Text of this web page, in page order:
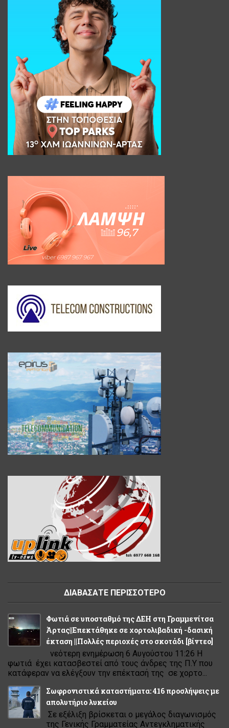
ΔΙΑΒΑΣΑΤΕ ΠΕΡΙΣΣΟΤΕΡΟ
Φωτιά σε υποσταθμό της ΔΕΗ στη Γραμμενίτσα
Άρτας||Επεκτάθηκε σε χορτολιβαδική -δασική
έκταση ||Πολλές περιοχές στο σκοτάδι [βίντεο]
νεότερη ενημέρωση 6 Αυγούστου 11:26 Η
φωτιά έχει κατασβεστεί από τους άνδρες της Π.Υ που
κατάφεραν να ελέγξουν την επέκτασή της σε χορτο...
Σωφρονιστικά καταστήματα: 416 προσλήψεις με
απολυτήριο λυκείου
Σε εξέλιξη βρίσκεται ο μεγάλος διαγωνισμός
της Γενικής Γραμματείας Αντεγκληματικής